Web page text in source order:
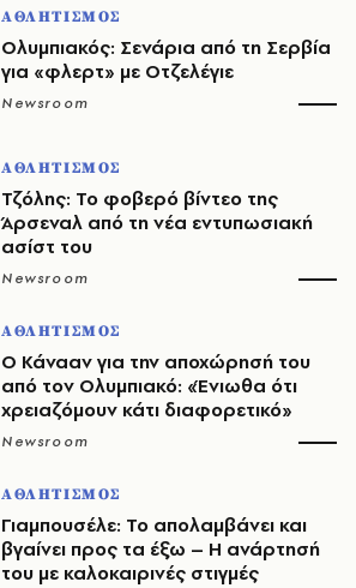
ΑΘΛΗΤΙΣΜΟΣ
Ολυμπιακός: Σενάρια από τη Σερβία
για «φλερτ» με Οτζελέγιε
Newsroom
ΑΘΛΗΤΙΣΜΟΣ
Τζόλης: Το φοβερό βίντεο της
Άρσεναλ από τη νέα εντυπωσιακή
ασίστ του
Newsroom
ΑΘΛΗΤΙΣΜΟΣ
Ο Κάνααν για την αποχώρησή του
από τον Ολυμπιακό: «Ένιωθα ότι
χρειαζόμουν κάτι διαφορετικό»
Newsroom
ΑΘΛΗΤΙΣΜΟΣ
Γιαμπουσέλε: Το απολαμβάνει και
βγαίνει προς τα έξω – Η ανάρτησή
του με καλοκαιρινές στιγμές